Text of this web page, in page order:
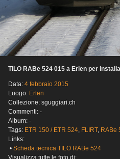
TILO RABe 524 015 a Erlen per
Data: 4 febbraio 2015
Luogo: Erlen
Collezione: sguggiari.ch
Commenti: -
Album: -
Tags: ETR 150 / ETR 524, FLIRT, RABe
Links:
• Scheda tecnica TILO RABe 524